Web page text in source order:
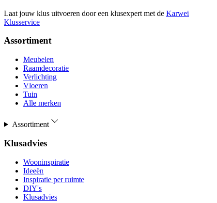
Laat jouw klus uitvoeren door een klusexpert met de Karwei
Klusservice
Assortiment
Meubelen
Raamdecoratie
Verlichting
Vloeren
Tuin
Alle merken
Assortiment
Klusadvies
Wooninspiratie
Ideeën
Inspiratie per ruimte
DIY's
Klusadvies